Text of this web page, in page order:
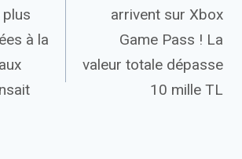
à la
arrivent sur Xbox
Game Pass ! La
valeur totale dépasse
10 mille TL